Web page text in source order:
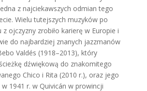
z najciekawszych odmian tego
Wielu tutejszych muzyków po
ojczyzny zrobiło karierę w Europie i
do najbardziej znanych jazzmanów
Valdés (1918–2013), który
dźwiękową do znakomitego
Chico i Rita (2010 r.), oraz jego
w 1941 r. w Quivicán w prowincji